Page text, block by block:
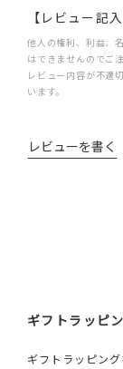
【レビュー記
他人の権利、利益、
はできませんのでご
レビュー内容が不適
います。
レビューを書く
ギフトラッピ
ギフトラッピン